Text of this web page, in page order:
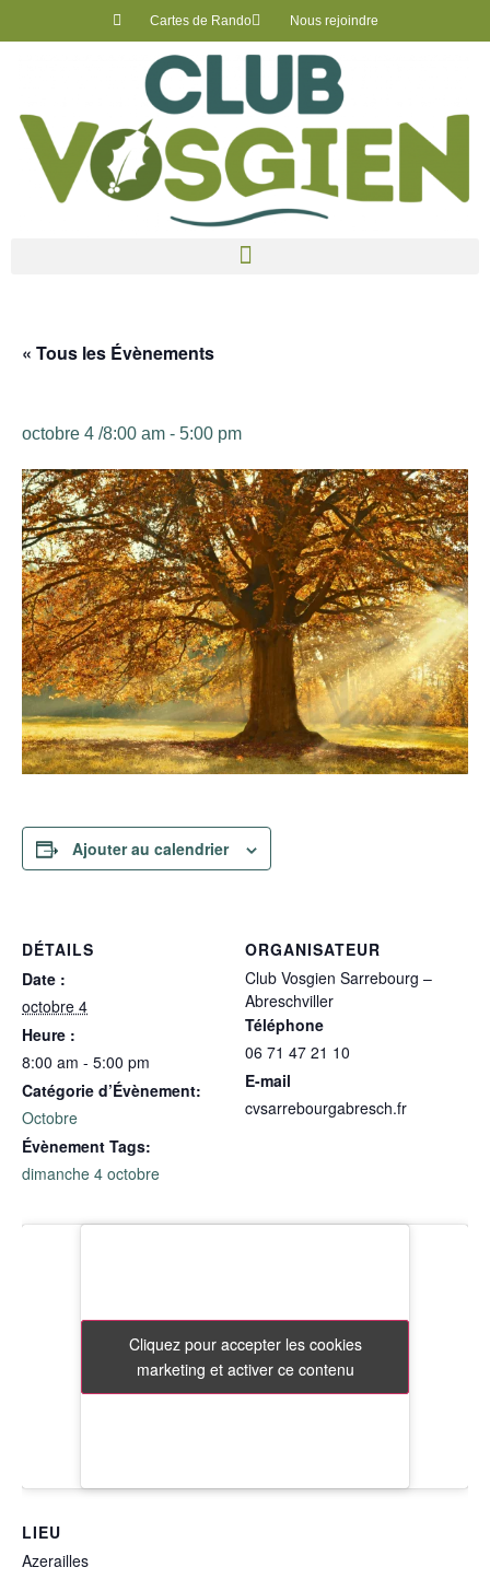
Cartes de Rando Nous rejoindre
« Tous les Évènements
octobre 4 /8:00 am - 5:00 pm
Ajouter au calendrier
DÉTAILS
Date :
octobre 4
Heure :
8:00 am - 5:00 pm
Catégorie d’Évènement:
Octobre
Évènement Tags:
dimanche 4 octobre
ORGANISATEUR
Club Vosgien Sarrebourg –
Abreschviller
Téléphone
06 71 47 21 10
E-mail
cvsarrebourgabresch.fr
LIEU
Azerailles
Cliquez pour accepter les cookies
marketing et activer ce contenu
Cliquez pour accepter les cookies
marketing et activer ce contenu